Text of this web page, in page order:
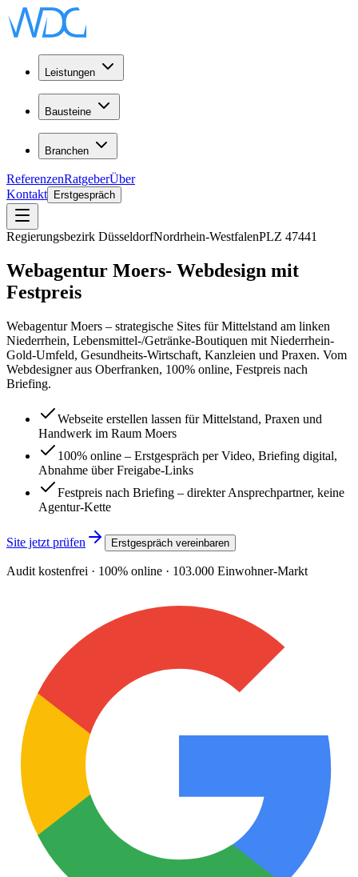
Leistungen
Bausteine
Branchen
ReferenzenRatgeberÜber
Kontakt
Erstgespräch
Regierungsbezirk DüsseldorfNordrhein-WestfalenPLZ 47441
Webagentur Moers- Webdesign mit
Festpreis
Webagentur Moers – strategische Sites für Mittelstand am linken
Niederrhein, Lebensmittel-/Getränke-Boutiquen mit Niederrhein-
Gold-Umfeld, Gesundheits-Wirtschaft, Kanzleien und Praxen. Vom
Webdesigner aus Oberfranken, 100% online, Festpreis nach
Briefing.
Webseite erstellen lassen für Mittelstand, Praxen und
Handwerk im Raum Moers
100% online – Erstgespräch per Video, Briefing digital,
Abnahme über Freigabe-Links
Festpreis nach Briefing – direkter Ansprechpartner, keine
Agentur-Kette
Site jetzt prüfen Erstgespräch vereinbaren
Audit kostenfrei · 100% online · 103.000 Einwohner-Markt